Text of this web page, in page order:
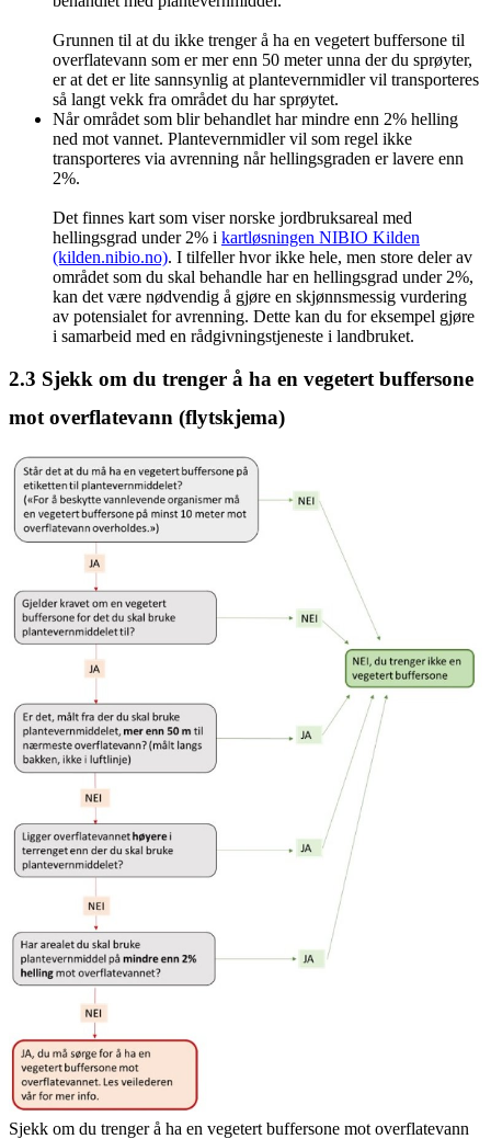
Grunnen til at du ikke trenger å ha en vegetert buffersone til
overflatevann som er mer enn 50 meter unna der du sprøyter,
er at det er lite sannsynlig at plantevernmidler vil transporteres
så langt vekk fra området du har sprøytet.
Når området som blir behandlet har mindre enn 2% helling
ned mot vannet. Plantevernmidler vil som regel ikke
transporteres via avrenning når hellingsgraden er lavere enn
2%.
Det finnes kart som viser norske jordbruksareal med
hellingsgrad under 2% i kartløsningen NIBIO Kilden
(kilden.nibio.no). I tilfeller hvor ikke hele, men store deler av
området som du skal behandle har en hellingsgrad under 2%,
kan det være nødvendig å gjøre en skjønnsmessig vurdering
av potensialet for avrenning. Dette kan du for eksempel gjøre
i samarbeid med en rådgivningstjeneste i landbruket.
2.3 Sjekk om du trenger å ha en vegetert buffersone
mot overflatevann (flytskjema)
Sjekk om du trenger å ha en vegetert buffersone mot overflatevann